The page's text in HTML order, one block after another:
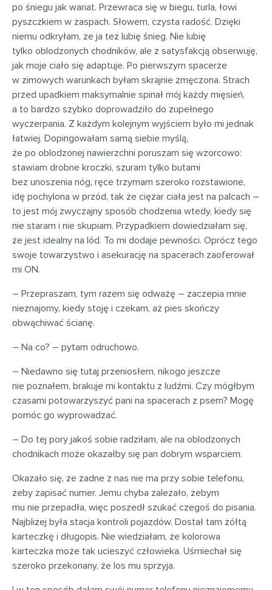
po śniegu jak wariat. Przewraca się w biegu, turla, łowi
pyszczkiem w zaspach. Słowem, czysta radość. Dzięki
niemu odkryłam, że ja też lubię śnieg. Nie lubię
tylko oblodzonych chodników, ale z satysfakcją obserwuję,
jak moje ciało się adaptuje. Po pierwszym spacerze
w zimowych warunkach byłam skrajnie zmęczona. Strach
przed upadkiem maksymalnie spinał mój każdy mięsień,
a to bardzo szybko doprowadziło do zupełnego
wyczerpania. Z każdym kolejnym wyjściem było mi jednak
łatwiej. Dopingowałam samą siebie myślą,
że po oblodzonej nawierzchni poruszam się wzorcowo:
stawiam drobne kroczki, szuram tylko butami
bez unoszenia nóg, ręce trzymam szeroko rozstawione,
idę pochylona w przód, tak że ciężar ciała jest na palcach –
to jest mój zwyczajny sposób chodzenia wtedy, kiedy się
nie staram i nie skupiam. Przypadkiem dowiedziałam się,
że jest idealny na lód. To mi dodaje pewności. Oprócz tego
swoje towarzystwo i asekurację na spacerach zaoferował
mi ON.
– Przepraszam, tym razem się odważę – zaczepia mnie
nieznajomy, kiedy stoję i czekam, aż pies skończy
obwąchiwać ścianę.
– Na co? – pytam odruchowo.
– Niedawno się tutaj przeniosłem, nikogo jeszcze
nie poznałem, brakuje mi kontaktu z ludźmi. Czy mógłbym
czasami potowarzyszyć pani na spacerach z psem? Mogę
pomóc go wyprowadzać.
– Do tej pory jakoś sobie radziłam, ale na oblodzonych
chodnikach może okazałby się pan dobrym wsparciem.
Okazało się, że żadne z nas nie ma przy sobie telefonu,
żeby zapisać numer. Jemu chyba zależało, żebym
mu nie przepadła, więc poszedł szukać czegoś do pisania.
Najbliżej była stacja kontroli pojazdów. Dostał tam żółtą
karteczkę i długopis. Nie wiedziałam, że kolorowa
karteczka może tak ucieszyć człowieka. Uśmiechał się
szeroko przekonany, że los mu sprzyja.